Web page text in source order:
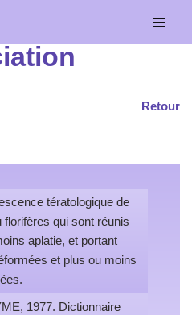
Retour
tératologique de
qui sont réunis
aplatie, et portant
et plus ou moins
1977. Dictionnaire